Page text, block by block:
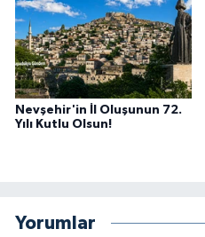
Nevşehir'in İl Oluşunun 72.
Yılı Kutlu Olsun!
Yorumlar